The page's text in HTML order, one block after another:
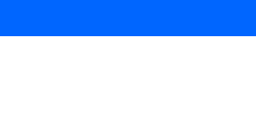
Encontre um corretor